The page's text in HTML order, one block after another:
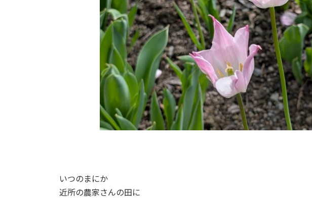
いつのまにか
近所の農家さんの田に